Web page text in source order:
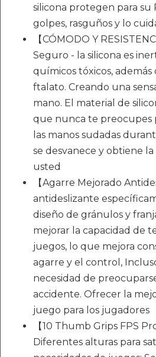
silicona protegen para su
golpes, rasguños y lo
【CÓMODO Y
Seguro - la silicona es
químicos tóxicos, además
ftalato. Creando una
mano. El material de
que nunca te preocupes
las manos sudadas
se desvanece y obtiene
usted
【Agarre Mejorado
antideslizante
diseño de gránulos y
mejorar la capacidad de
juegos, lo que mejora
agarre y el control,
necesidad de
accidente. Ofrecer la
juego para los jugadores
【10 Thumb Grips FPS
Diferentes alturas para